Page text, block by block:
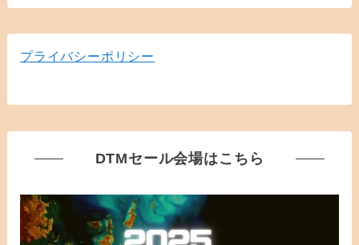
プライバシーポリシー
DTMセール会場はこちら